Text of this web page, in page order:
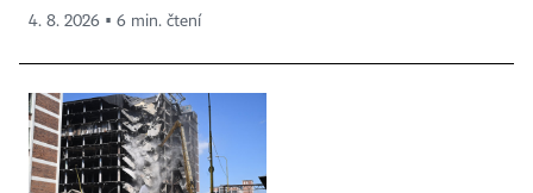
4. 8. 2026 ▪ 6 min. čtení